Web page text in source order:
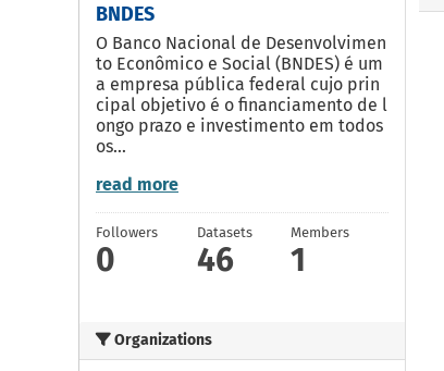
BNDES
O Banco Nacional de Desenvolvimen
to Econômico e Social (BNDES) é um
a empresa pública federal cujo prin
cipal objetivo é o financiamento de l
ongo prazo e investimento em todos
os...
read more
Followers
0
Datasets
46
Members
1
Organizations